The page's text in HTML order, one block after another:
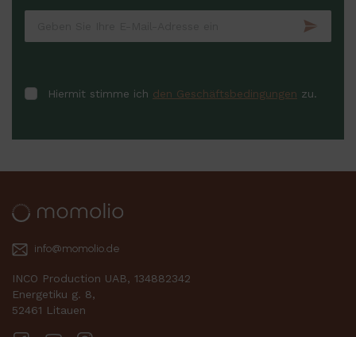
Hiermit stimme ich den Geschäftsbedingungen zu.
info@momolio.de
INCO Production UAB, 134882342
Energetiku g. 8,
52461 Litauen